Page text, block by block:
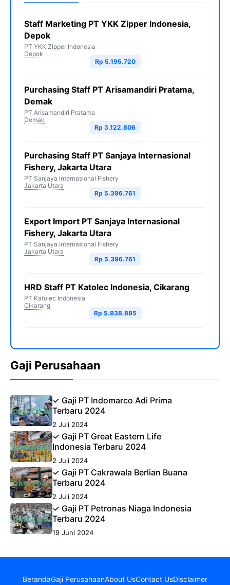
Staff Marketing PT YKK Zipper Indonesia,
Depok
PT YKK Zipper Indonesia
Depok
Rp 5.195.720
Purchasing Staff PT Arisamandiri Pratama,
Demak
PT Arisamandiri Pratama
Demak
Rp 3.122.806
Purchasing Staff PT Sanjaya Internasional
Fishery, Jakarta Utara
PT Sanjaya Internasional Fishery
Jakarta Utara
Rp 5.396.761
Export Import PT Sanjaya Internasional
Fishery, Jakarta Utara
PT Sanjaya Internasional Fishery
Jakarta Utara
Rp 5.396.761
HRD Staff PT Katolec Indonesia, Cikarang
PT Katolec Indonesia
Cikarang
Rp 5.938.885
Gaji Perusahaan
✓ Gaji PT Indomarco Adi Prima
Terbaru 2024
2 Juli 2024
✓ Gaji PT Great Eastern Life
Indonesia Terbaru 2024
2 Juli 2024
✓ Gaji PT Cakrawala Berlian Buana
Terbaru 2024
2 Juli 2024
✓ Gaji PT Petronas Niaga Indonesia
Terbaru 2024
19 Juni 2024
BerandaGaji PerusahaanAbout UsContact UsDisclaimer